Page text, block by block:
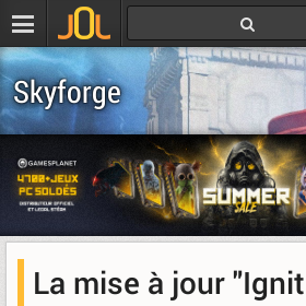
Skyforge
La mise à jour